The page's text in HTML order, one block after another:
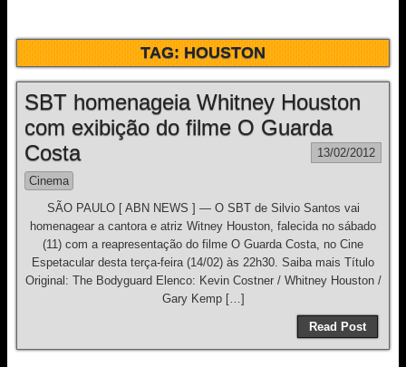
TAG:HOUSTON
SBT homenageia Whitney Houston
com exibição do filme O Guarda
Costa
13/02/2012
Cinema
SÃO PAULO [ ABN NEWS ] — O SBT de Silvio Santos vai
homenagear a cantora e atriz Witney Houston, falecida no sábado
(11) com a reapresentação do filme O Guarda Costa, no Cine
Espetacular desta terça-feira (14/02) às 22h30. Saiba mais Título
Original: The Bodyguard Elenco: Kevin Costner / Whitney Houston /
Gary Kemp […]
Read Post